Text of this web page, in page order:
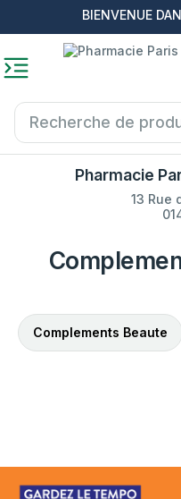
BIENVENUE
Pharmacie
13 Rue
Complements Beaute